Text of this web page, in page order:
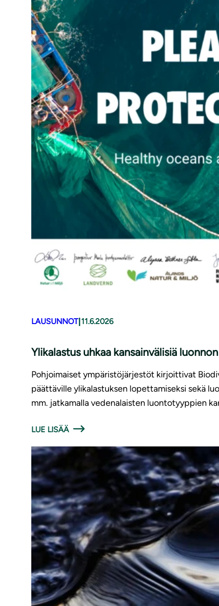
LAUSUNNOT| 11.6.2026
Ylikalastus uhkaa kansainvälisiä
Pohjoimaiset ympäristöjärjestöt kirjoittivat
päättäville ylikalastuksen lopettamiseksi sekä
mm. jatkamalla vedenalaisten luontotyyppien
LUE LISÄÄ